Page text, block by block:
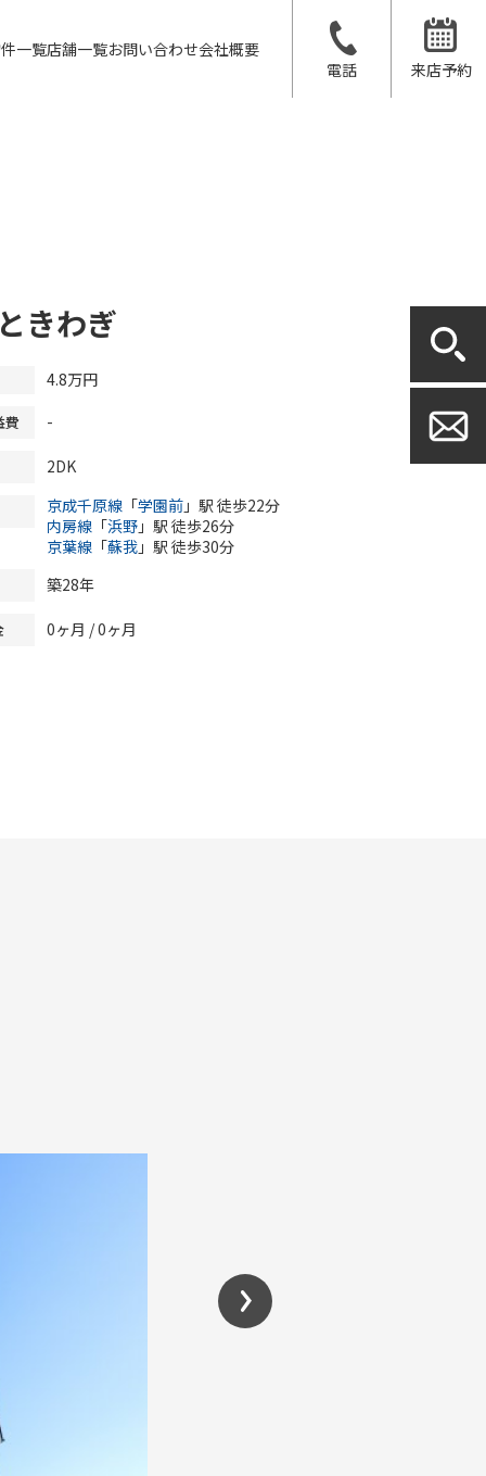
一覧店舗一覧お問い合わせ会社概要
電話
来店予約
きわぎ
4.8万円
費 -
2DK
京成千原線 「学園前 」駅 徒歩22分
内房線 「浜野 」駅 徒歩26分
京葉線 「蘇我 」駅 徒歩30分
築28年
0ヶ月 /0ヶ月